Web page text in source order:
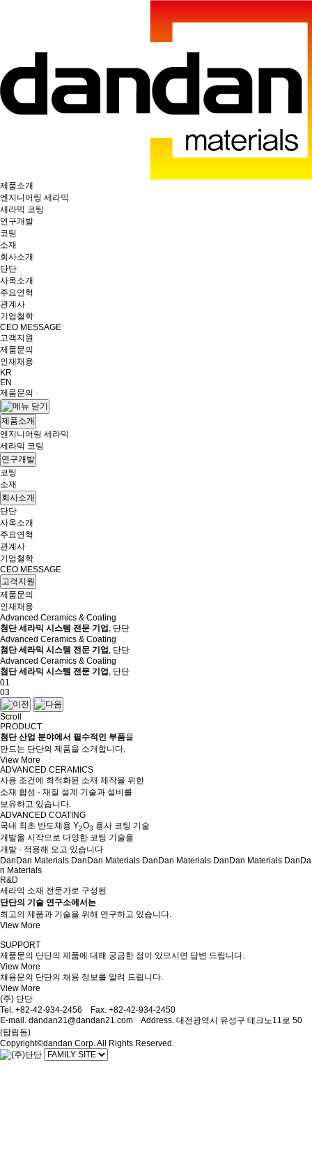
제품소개
엔지니어링 세라믹
세라믹 코팅
연구개발
코팅
소재
회사소개
단단
사옥소개
주요연혁
관계사
기업철학
CEO MESSAGE
고객지원
제품문의
인재채용
KR
EN
제품문의
제품소개
엔지니어링 세라믹
세라믹 코팅
연구개발
코팅
소재
회사소개
단단
사옥소개
주요연혁
관계사
기업철학
CEO MESSAGE
고객지원
제품문의
인재채용
Advanced Ceramics & Coating
첨단 세라믹 시스템 전문 기업 , 단단
Advanced Ceramics & Coating
첨단 세라믹 시스템 전문 기업 , 단단
Advanced Ceramics & Coating
첨단 세라믹 시스템 전문 기업 , 단단
01
03
Scroll
PRODUCT
첨단 산업 분야에서 필수적인 부품을
만드는 단단의 제품을 소개합니다.
View More
ADVANCED CERAMICS
사용 조건에 최적화된 소재 제작을 위한
소재 합성 · 재질 설계 기술과 설비를
보유하고 있습니다.
ADVANCED COATING
국내 최초 반도체용 Y2O3 용사 코팅 기술
개발을 시작으로 다양한 코팅 기술을
개발 · 적용해 오고 있습니다
DanDan Materials DanDan Materials DanDan Materials DanDan Materials DanDa
n Materials
R&D
세라믹 소재 전문가로 구성된
단단의 기술 연구소에서는
최고의 제품과 기술을 위해 연구하고 있습니다.
View More
SUPPORT
제품문의 단단의 제품에 대해 궁금한 점이 있으시면 답변 드립니다.
View More
채용문의 단단의 채용 정보를 알려 드립니다.
View More
(주) 단단
Tel. +82-42-934-2456 Fax. +82-42-934-2450
E-mail. dandan21@dandan21.com Address. 대전광역시 유성구 테크노11로 50
(탑립동)
Copyright©dandan Corp. All Rights Reserved.